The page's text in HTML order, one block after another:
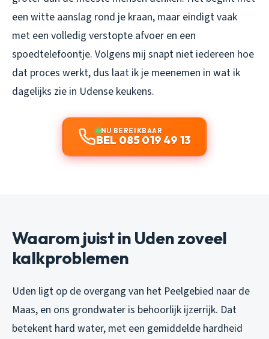
een witte aanslag rond je kraan, maar eindigt vaak
met een volledig verstopte afvoer en een
spoedtelefoontje. Volgens mij snapt niet iedereen hoe
dat proces werkt, dus laat ik je meenemen in wat ik
dagelijks zie in Udense keukens.
NU BEREIKBAAR
BEL 085 019 49 13
Waarom juist in Uden zoveel
kalkproblemen
Uden ligt op de overgang van het Peelgebied naar de
Maas, en ons grondwater is behoorlijk ijzerrijk. Dat
betekent hard water, met een gemiddelde hardheid